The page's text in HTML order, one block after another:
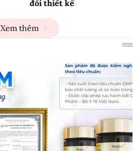
đổi thiết kế
Xem thêm